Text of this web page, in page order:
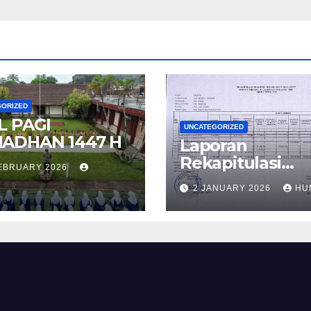
PAGI
1447 H
2026
UNCATEGORIZED
Laporan
Rekapitulasi
Realisasi
Penggunaan
BOS Reguler
2 JANUARY 2026